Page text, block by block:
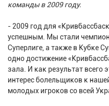
команды в 2009 году.
- 2009 год для
успешным. Мы стали
Суперлиге, а также в Кубке
одно достижение
зала. И как результат всего
интерес болельщиков к
молодых игроков со всей